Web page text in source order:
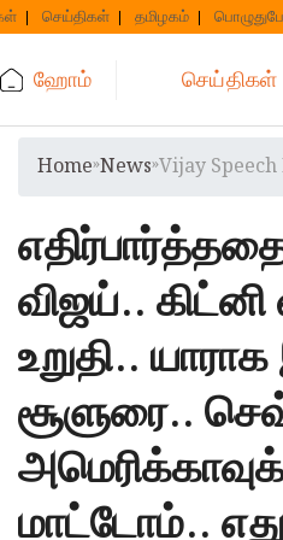
செய்திகள் தமிழகம்
ஹோம் செய்திகள்
Home»News»Vijay
விஜய்..
உறுதி..
சூளுரை..
மாட்டோம்..